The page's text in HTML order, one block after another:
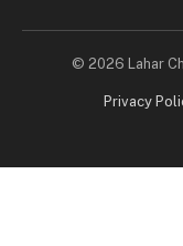
© 2026 Lahar
Privacy